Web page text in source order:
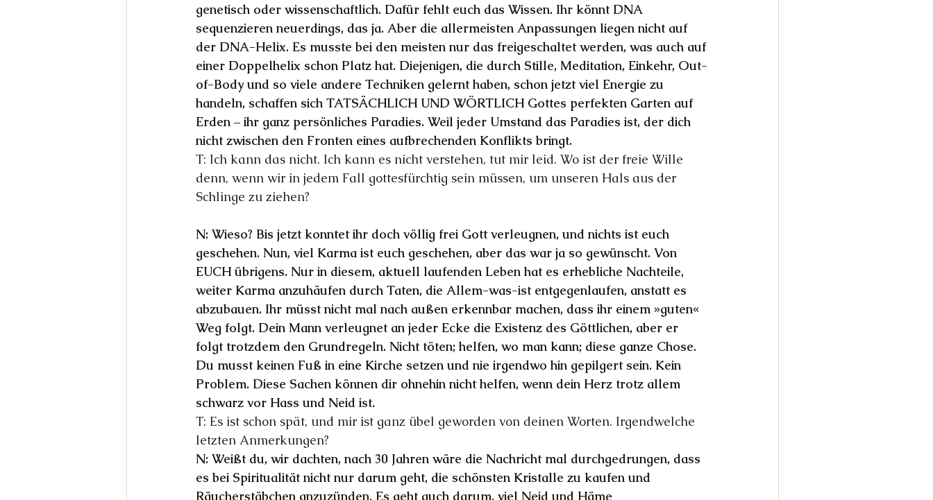
genetisch oder wissenschaftlich. Dafür fehlt euch das Wissen. Ihr könnt DNA
sequenzieren neuerdings, das ja. Aber die allermeisten Anpassungen liegen nicht auf
der DNA-Helix. Es musste bei den meisten nur das freigeschaltet werden, was auch auf
einer Doppelhelix schon Platz hat. Diejenigen, die durch Stille, Meditation, Einkehr, Out-
of-Body und so viele andere Techniken gelernt haben, schon jetzt viel Energie zu
handeln, schaffen sich TATSÄCHLICH UND WÖRTLICH Gottes perfekten Garten auf
Erden – ihr ganz persönliches Paradies. Weil jeder Umstand das Paradies ist, der dich
nicht zwischen den Fronten eines aufbrechenden Konflikts bringt.
T: Ich kann das nicht. Ich kann es nicht verstehen, tut mir leid. Wo ist der freie Wille
denn, wenn wir in jedem Fall gottesfürchtig sein müssen, um unseren Hals aus der
Schlinge zu ziehen?
N: Wieso? Bis jetzt konntet ihr doch völlig frei Gott verleugnen, und nichts ist euch
geschehen. Nun, viel Karma ist euch geschehen, aber das war ja so gewünscht. Von
EUCH übrigens. Nur in diesem, aktuell laufenden Leben hat es erhebliche Nachteile,
weiter Karma anzuhäufen durch Taten, die Allem-was-ist entgegenlaufen, anstatt es
abzubauen. Ihr müsst nicht mal nach außen erkennbar machen, dass ihr einem »guten«
Weg folgt. Dein Mann verleugnet an jeder Ecke die Existenz des Göttlichen, aber er
folgt trotzdem den Grundregeln. Nicht töten; helfen, wo man kann; diese ganze Chose.
Du musst keinen Fuß in eine Kirche setzen und nie irgendwo hin gepilgert sein. Kein
Problem. Diese Sachen können dir ohnehin nicht helfen, wenn dein Herz trotz allem
schwarz vor Hass und Neid ist.
T: Es ist schon spät, und mir ist ganz übel geworden von deinen Worten. Irgendwelche
letzten Anmerkungen?
N: Weißt du, wir dachten, nach 30 Jahren wäre die Nachricht mal durchgedrungen, dass
es bei Spiritualität nicht nur darum geht, die schönsten Kristalle zu kaufen und
Räucherstäbchen anzuzünden. Es geht auch darum, viel Neid und Häme